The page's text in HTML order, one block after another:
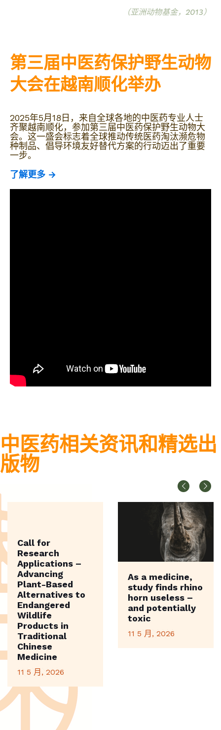
（亚洲动物基金，2013）
第三届中医药保护野生动物
大会在越南顺化举办
2025年5月18日，来自全球各地的中医药专业人士
齐聚越南顺化，参加第三届中医药保护野生动物大
会。这一盛会标志着全球推动传统医药淘汰濒危物
种制品、倡导环境友好替代方案的行动迈出了重要
一步。
了解更多 →
中医药相关资讯和精选出
版物
11 5 月, 2026
Call for
Research
Applications –
Advancing
Plant-Based
Alternatives to
Endangered
Wildlife
Products in
Traditional
Chinese
Medicine
11 5 月, 2026
As a medicine,
study finds rhino
horn useless –
and potentially
toxic